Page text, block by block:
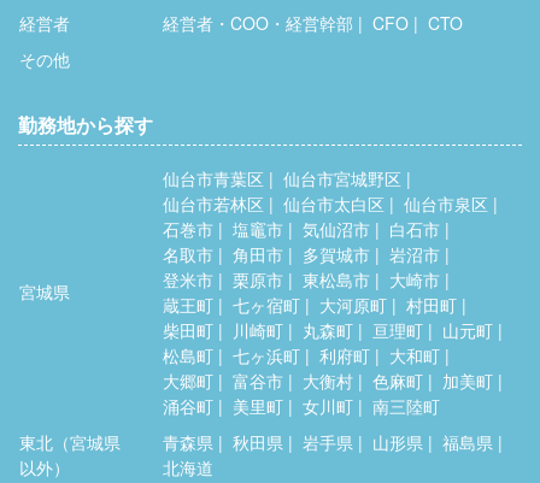
経営者
経営者・COO・経営幹部 CFO
CTO
その他
勤務地から探す
宮城県
仙台市青葉区
仙台市宮城野区
仙台市若林区
仙台市太白区
仙台市泉区
石巻市
塩竈市 気仙沼市
白石市
名取市
角田市 多賀城市
岩沼市
登米市
栗原市 東松島市
大崎市
蔵王町
七ヶ宿町 大河原町
村田町
柴田町
川崎町 丸森町 亘理町
山元町
松島町
七ヶ浜町 利府町
大和町
大郷町
富谷市 大衡村 色麻町
加美町
涌谷町
美里町 女川町
南三陸町
東北（宮城県
以外）
青森県 秋田県 岩手県 山形県
福島県
北海道